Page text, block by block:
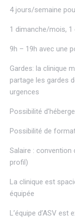
4 jours/semaine
1 dimanche/mois,
9h – 19h avec une
Gardes: la clinique
partage les gardes
urgences
Possibilité
Possibilité de
Salaire : convention
profil)
La clinique est
équipée
L’équipe d’ASV